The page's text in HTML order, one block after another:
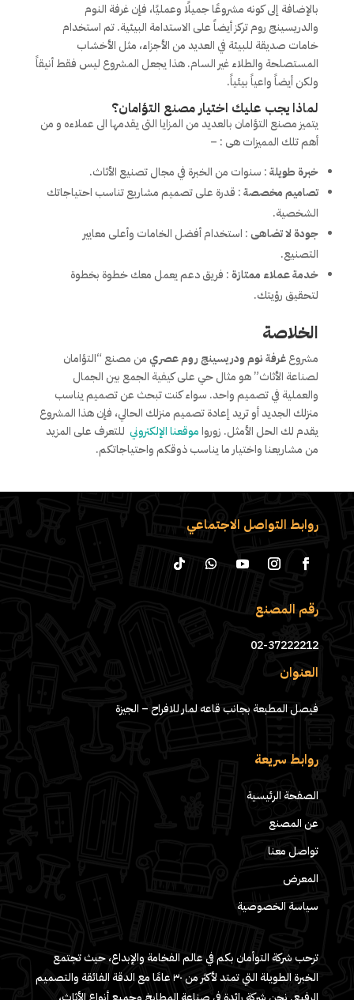
بالإضافة إلى كونه مشروعًا جميلًا وعمليًا، فإن غرفة النوم
والدريسينج روم تركز أيضاً على الاستدامة البيئية. تم استخدام
خامات صديقة للبيئة في العديد من الأجزاء، مثل الأخشاب
المستصلحة والطلاء غير السام. هذا يجعل المشروع ليس فقط أنيقاً
ولكن أيضاً واعياً بيئياً.
لماذا يجب عليك اختيار مصنع التؤامان؟
يتميز مصنع التؤامان بالعديد من المزايا التى يقدمها الى عملاءه و من
أهم تلك المميزات هى : –
خبرة طويلة: سنوات من الخبرة في مجال تصنيع الأثاث.
تصاميم مخصصة: قدرة على تصميم مشاريع تناسب احتياجاتك
الشخصية.
جودة لا تضاهى: استخدام أفضل الخامات وأعلى معايير
التصنيع.
خدمة عملاء ممتازة: فريق دعم يعمل معك خطوة بخطوة
لتحقيق رؤيتك.
الخلاصة
مشروعغرفة نوم ودريسينج روم عصريمن مصنع “التؤامان
لصناعة الأثاث” هو مثال حي على كيفية الجمع بين الجمال
والعملية في تصميم واحد. سواء كنت تبحث عن تصميم يناسب
منزلك الجديد أو تريد إعادة تصميم منزلك الحالي، فإن هذا المشروع
يقدم لك الحل الأمثل. زورواموقعنا الإلكتروني للتعرف على المزيد
من مشاريعنا واختيار ما يناسب ذوقكم واحتياجاتكم.
روابط التواصل الاجتماعي
رقم المصنع
02-37222212
العنوان
فيصل المطبعة بجانب قاعه لمار للافراح – الجيزة
روابط سريعة
الصفحة الرئيسية
عن المصنع
تواصل معنا
المعرض
سياسة الخصوصية
ترحب شركة التوأمان بكم في عالم الفخامة والإبداع، حيث تجتمع
الخبرة الطويلة التي تمتد لأكثر من ٣٠ عامًا مع الدقة الفائقة والتصميم